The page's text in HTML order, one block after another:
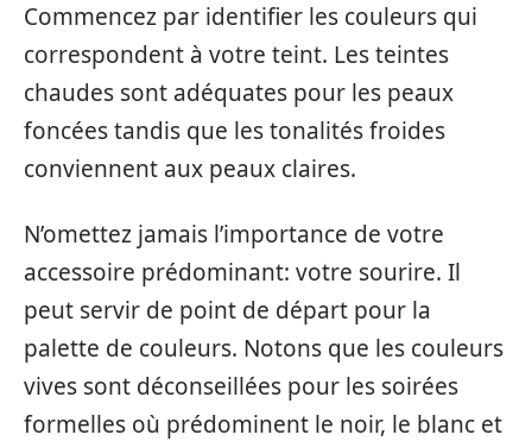
Commencez par identifier les couleurs qui
correspondent à votre teint. Les teintes
chaudes sont adéquates pour les peaux
foncées tandis que les tonalités froides
conviennent aux peaux claires.
N’omettez jamais l’importance de votre
accessoire prédominant: votre sourire. Il
peut servir de point de départ pour la
palette de couleurs. Notons que les couleurs
vives sont déconseillées pour les soirées
formelles où prédominent le noir, le blanc et